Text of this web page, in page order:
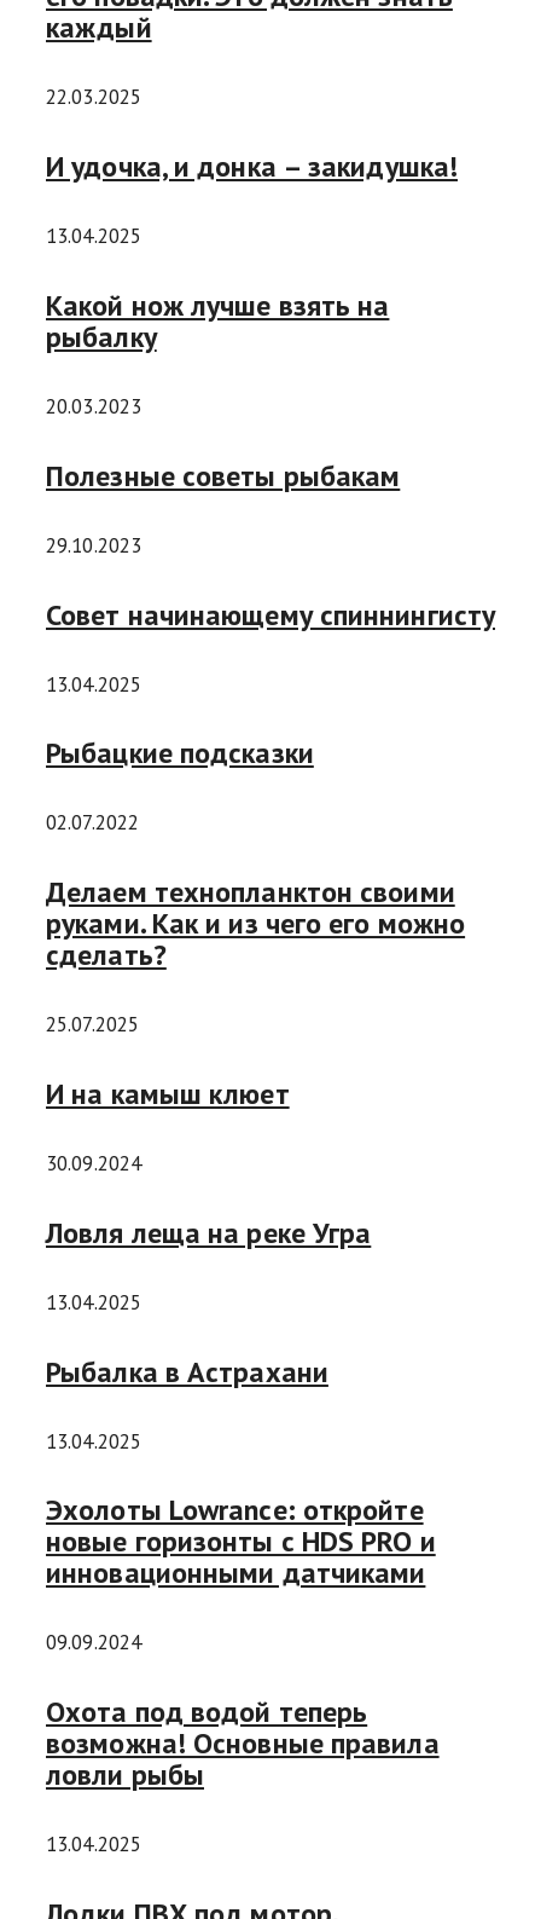
каждый
22.03.2025
И удочка, и донка – закидушка!
13.04.2025
Какой нож лучше взять на
рыбалку
20.03.2023
Полезные советы рыбакам
29.10.2023
Совет начинающему спиннингисту
13.04.2025
Рыбацкие подсказки
02.07.2022
Делаем технопланктон своими
руками. Как и из чего его можно
сделать?
25.07.2025
И на камыш клюет
30.09.2024
Ловля леща на реке Угра
13.04.2025
Рыбалка в Астрахани
13.04.2025
Эхолоты Lowrance: откройте
новые горизонты с HDS PRO и
инновационными датчиками
09.09.2024
Охота под водой теперь
возможна! Основные правила
ловли рыбы
13.04.2025